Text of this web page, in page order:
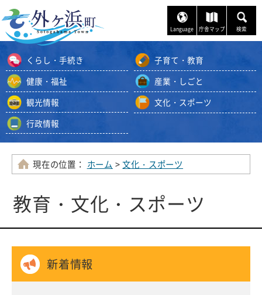
ナ
ビ
ゲ
シ
ョ
ン
ス
キ
ッ
文
Language 庁舎マップ 検索
くらし・手続き
子育て・教育
健康・福祉
産業・しごと
観光情報
文化・スポーツ
行政情報
現在の位置： ホーム >文化・スポーツ
教育・文化・スポーツ
新着情報